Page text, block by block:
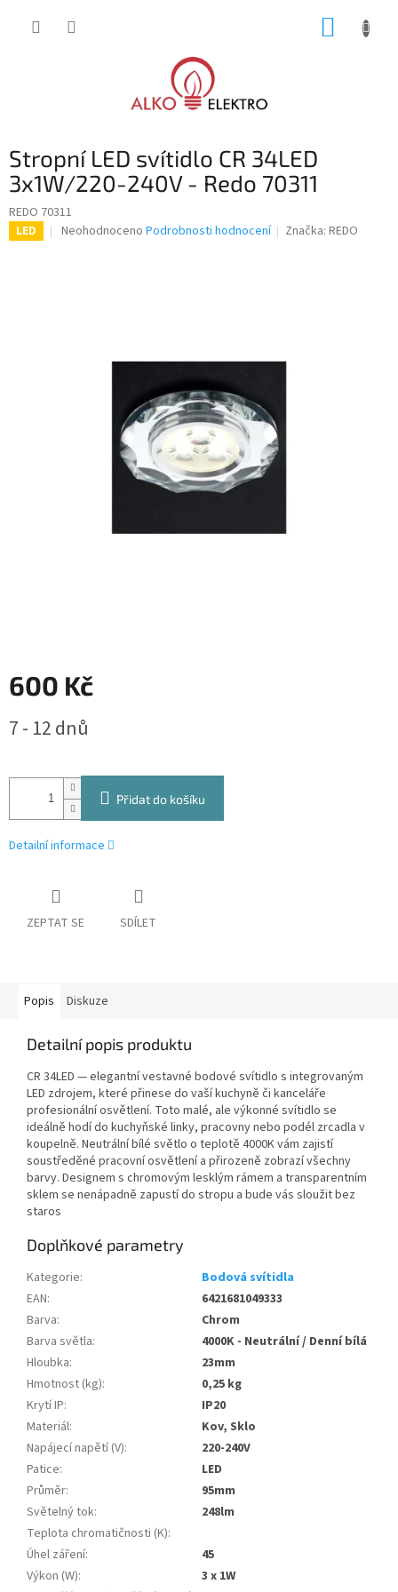
Stropní LED svítidlo CR 34LED
3x1W/220-240V - Redo 70311
REDO 70311
LED
Průměrné
Neohodnoceno Podrobnosti hodnocení Značka:REDO
600 Kč
cena:
7 - 12 dnů
Přidat do košíku
Detailní informace
ZEPTAT SE SDÍLET
Popis Diskuze
Detailní popis produktu
CR 34LED — elegantní vestavné bodové svítidlo s integrovaným
LED zdrojem, které přinese do vaší kuchyně či kanceláře
profesionální osvětlení. Toto malé, ale výkonné svítidlo se
ideálně hodí do kuchyňské linky, pracovny nebo podél zrcadla v
koupelně. Neutrální bílé světlo o teplotě 4000K vám zajistí
soustředěné pracovní osvětlení a přirozeně zobrazí všechny
barvy. Designem s chromovým lesklým rámem a transparentním
sklem se nenápadně zapustí do stropu a bude vás sloužit bez
staros
Doplňkové parametry
Kategorie:
Bodová svítidla
EAN:
6421681049333
Barva:
Chrom
Barva světla:
4000K - Neutrální / Denní bílá
Hloubka:
23mm
Hmotnost (kg):
0,25 kg
Krytí IP:
IP20
Materiál:
Kov, Sklo
Napájecí napětí (V):
220-240V
Patice:
LED
Průměr:
95mm
Světelný tok:
248lm
Teplota chromatičnosti (K):
Úhel záření:
45
Výkon (W):
3 x 1W